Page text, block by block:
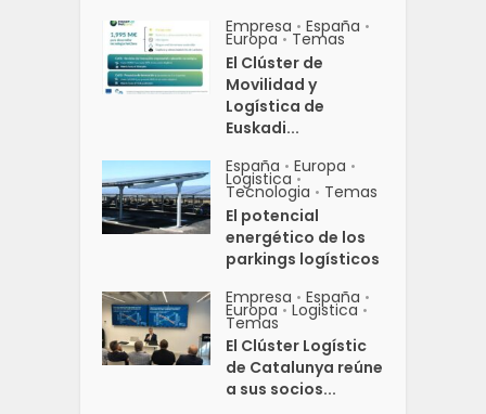
Empresa • España •
Europa • Temas
El Clúster de
Movilidad y
Logística de
Euskadi...
España • Europa •
Logistica •
Tecnologia • Temas
El potencial
energético de los
parkings logísticos
Empresa • España •
Europa • Logistica •
Temas
El Clúster Logístic
de Catalunya reúne
a sus socios...